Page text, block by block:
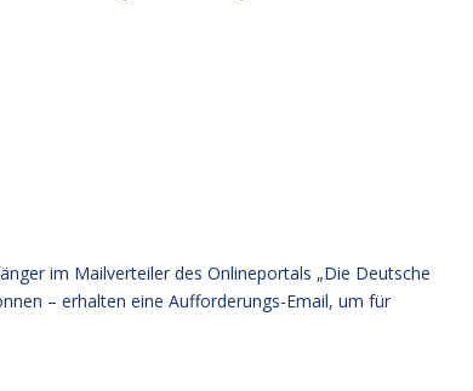
im Mailverteiler des Onlineportals „Die Deutsche
– erhalten eine Aufforderungs-Email, um für